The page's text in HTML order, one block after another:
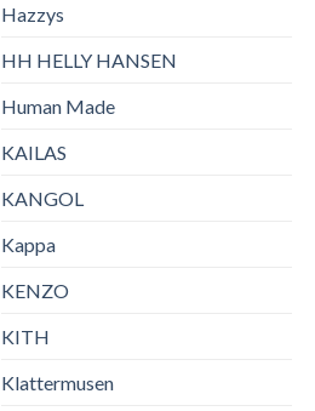
Hazzys
HH HELLY HANSEN
Human Made
KAILAS
KANGOL
Kappa
KENZO
KITH
Klattermusen